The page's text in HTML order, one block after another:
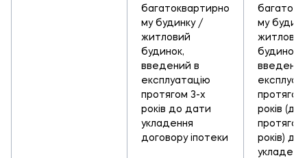
багатоквартирно
му будинку /
житловий
будинок,
введений в
експлуатацію
протягом 3-х
років до дати
укладення
договору іпотеки
му
житловий
будинок,
протягом
років
років) до